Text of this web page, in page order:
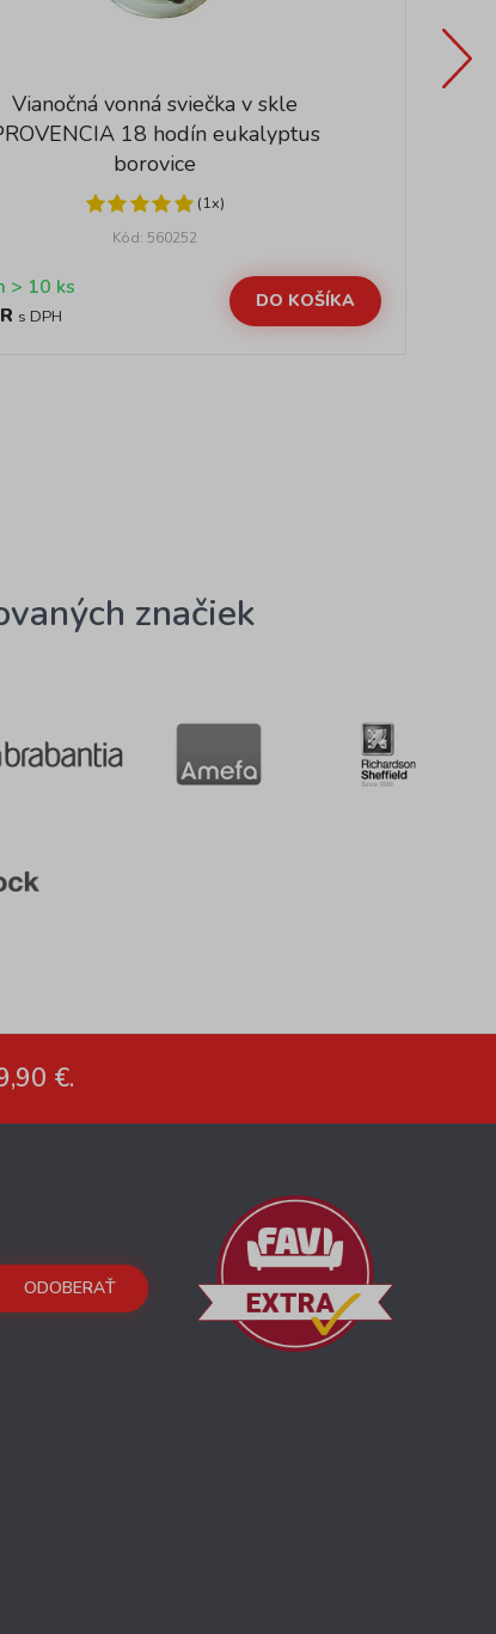
Vianočná vonná sviečka v skle
18 hodín eukalyptus
borovice
(1x)
Kód: 560252
Skladom > 10 ks
s DPH
DO KOŠÍKA
značiek
€.
ODOBERAŤ